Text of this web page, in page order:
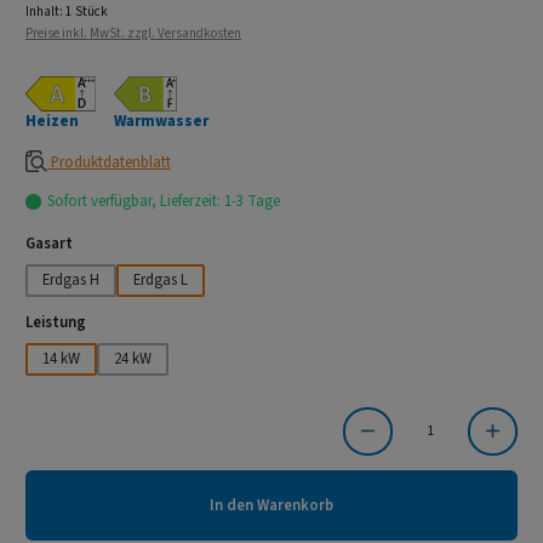
Inhalt: 1 Stück
Preise inkl. MwSt. zzgl. Versandkosten
Heizen
Warmwasser
Produktdatenblatt
Sofort verfügbar, Lieferzeit: 1-3 Tage
Gasart
Erdgas H
Erdgas L
Leistung
14 kW
24 kW
Produkt Anzahl: Gib den gewünschten Wert ein oder benutze die Schaltflächen um die
In den Warenkorb